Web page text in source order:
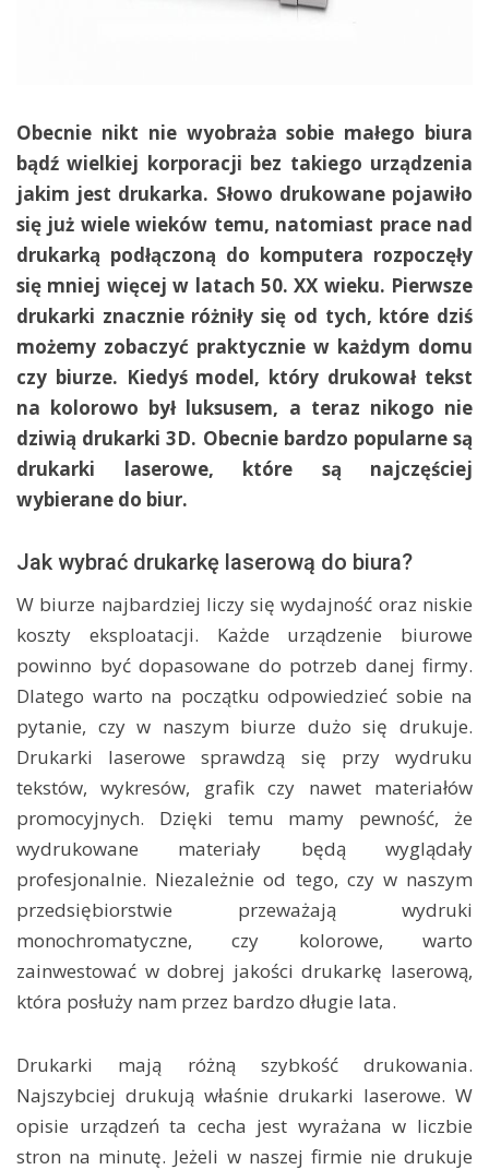
Obecnie nikt nie wyobraża sobie małego biura
bądź wielkiej korporacji bez takiego urządzenia
jakim jest drukarka. Słowo drukowane pojawiło
się już wiele wieków temu, natomiast prace nad
drukarką podłączoną do komputera rozpoczęły
się mniej więcej w latach 50. XX wieku. Pierwsze
drukarki znacznie różniły się od tych, które dziś
możemy zobaczyć praktycznie w każdym domu
czy biurze. Kiedyś model, który drukował tekst
na kolorowo był luksusem, a teraz nikogo nie
dziwią drukarki 3D. Obecnie bardzo popularne są
drukarki laserowe, które są najczęściej
wybierane do biur.
Jak wybrać drukarkę laserową do biura?
W biurze najbardziej liczy się wydajność oraz niskie
koszty eksploatacji. Każde urządzenie biurowe
powinno być dopasowane do potrzeb danej firmy.
Dlatego warto na początku odpowiedzieć sobie na
pytanie, czy w naszym biurze dużo się drukuje.
Drukarki laserowe sprawdzą się przy wydruku
tekstów, wykresów, grafik czy nawet materiałów
promocyjnych. Dzięki temu mamy pewność, że
wydrukowane materiały będą wyglądały
profesjonalnie. Niezależnie od tego, czy w naszym
przedsiębiorstwie przeważają wydruki
monochromatyczne, czy kolorowe, warto
zainwestować w dobrej jakości drukarkę laserową,
która posłuży nam przez bardzo długie lata.
Drukarki mają różną szybkość drukowania.
Najszybciej drukują właśnie drukarki laserowe. W
opisie urządzeń ta cecha jest wyrażana w liczbie
stron na minutę. Jeżeli w naszej firmie nie drukuje